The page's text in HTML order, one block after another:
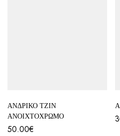
ΑΝΔΡΙΚΟ ΤΖΙΝ
ΑΝΟΙΧΤΟΧΡΩΜΟ
50.00€